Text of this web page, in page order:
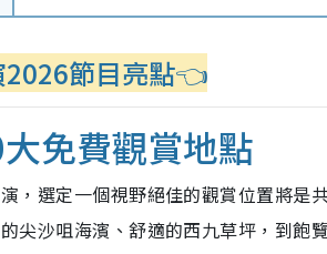
節目亮點👈
免費觀賞地點
，選定一個視野絕佳的觀賞位置將是
尖沙咀海濱、舒適的西九草坪，到飽